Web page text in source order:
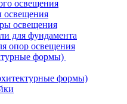
освещения
освещения
для фундамента
опор освещения
формы)
формы)